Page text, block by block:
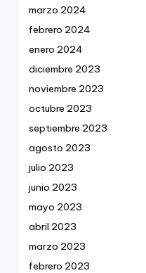
marzo 2024
febrero 2024
enero 2024
diciembre 2023
noviembre 2023
octubre 2023
septiembre 2023
agosto 2023
julio 2023
junio 2023
mayo 2023
abril 2023
marzo 2023
febrero 2023